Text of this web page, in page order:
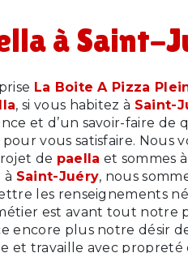
à Saint-
La Boite A Pizza
, si vous habitez à Saint-
et d’un savoir-faire
vous satisfaire. Nous
de paella et sommes
à Saint-Juéry, nous
les renseignements
est avant tout notre
encore plus notre désir
et travaille avec propreté